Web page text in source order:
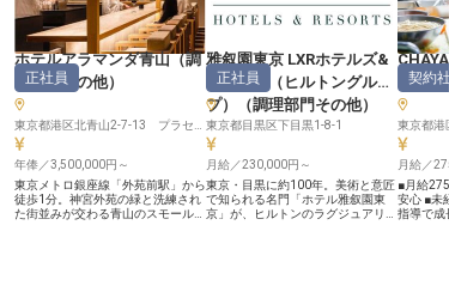
ホテルアラマンダ青山（調
理部門その他）
正社員
年俸／3,500,000円～
東京メトロ銀座線「外苑前駅」から
徒歩1分。神宮外苑の緑と洗練され
た街並みが交わる青山のスモールラ
雅叙園東京 LXRホテルズ&
リゾーツ（ヒルトングルー
プ）
（調理部門その他）
正社員
東京都目黒区下目黒1-8-1
月給／230,000円～
東京・目黒に約100年。美術と意匠
で知られる名門「ホテル雅叙園東
京」が、ヒルトンのラグジュアリー
部門そ
契約社
東京都港
月給／
■月給
安心 ■未
指導で成